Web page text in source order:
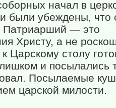
начал в
были убеждены, что
Патриарший — это
Христу, а не
Царскому столу
и посылались
Посылаемые
царской милости.